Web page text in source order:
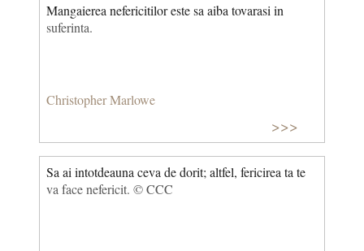
Mangaierea nefericitilor este sa aiba tovarasi in
suferinta.
Christopher Marlowe
>>>
Sa ai intotdeauna ceva de dorit; altfel, fericirea ta te
va face nefericit. © CCC